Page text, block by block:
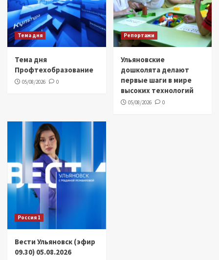
Тема дня
Тема дня
Профтехобразование
05/08/2026 0
Репортажи
Ульяновские
дошколята делают
первые шаги в мире
высоких технологий
05/08/2026 0
Россия 1
Вести Ульяновск (эфир
09.30) 05.08.2026